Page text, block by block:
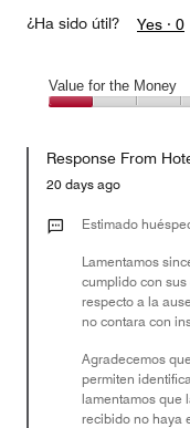
¿Ha sido útil? Yes · 0
Value for the Money
the
Money,
out
Response From
20 days ago
Estimado
Lamentamos
cumplido con
respecto a la
no contara con
Agradecemos
permiten
lamentamos que
recibido no haya